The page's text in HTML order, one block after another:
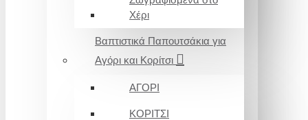
Χέρι
Βαπτιστικά Παπουτσάκια για
Αγόρι και Κορίτσι
ΑΓΟΡΙ
ΚΟΡΙΤΣΙ